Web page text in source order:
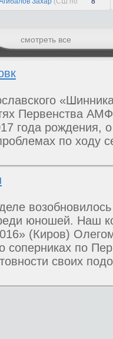
14)
смотреть все
Первенства
года рождения,
по ходу
юношей. Наш
(Киров)
соперниках по
своих